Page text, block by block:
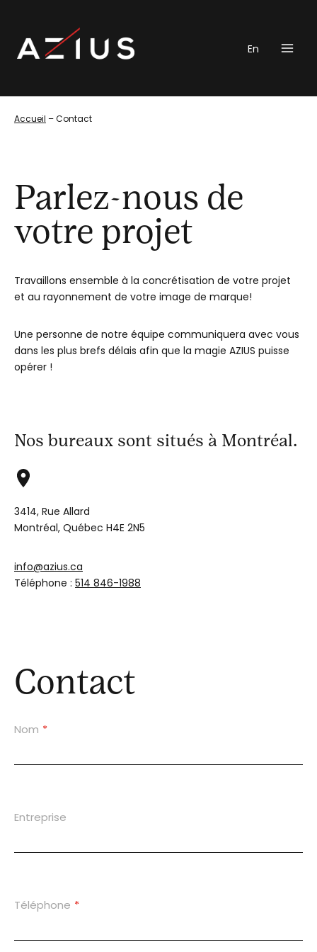
contenu
En
Accueil –Contact
Parlez-nous de
votre projet
Travaillons ensemble à la concrétisation de votre projet
et au rayonnement de votre image de marque!
Une personne de notre équipe communiquera avec vous
dans les plus brefs délais afin que la magie AZIUS puisse
opérer !
Nos bureaux sont situés à Montréal.
3414, Rue Allard
Montréal, Québec H4E 2N5
info@azius.ca
Téléphone : 514 846-1988
Contact
Nom *
Entreprise
Téléphone *